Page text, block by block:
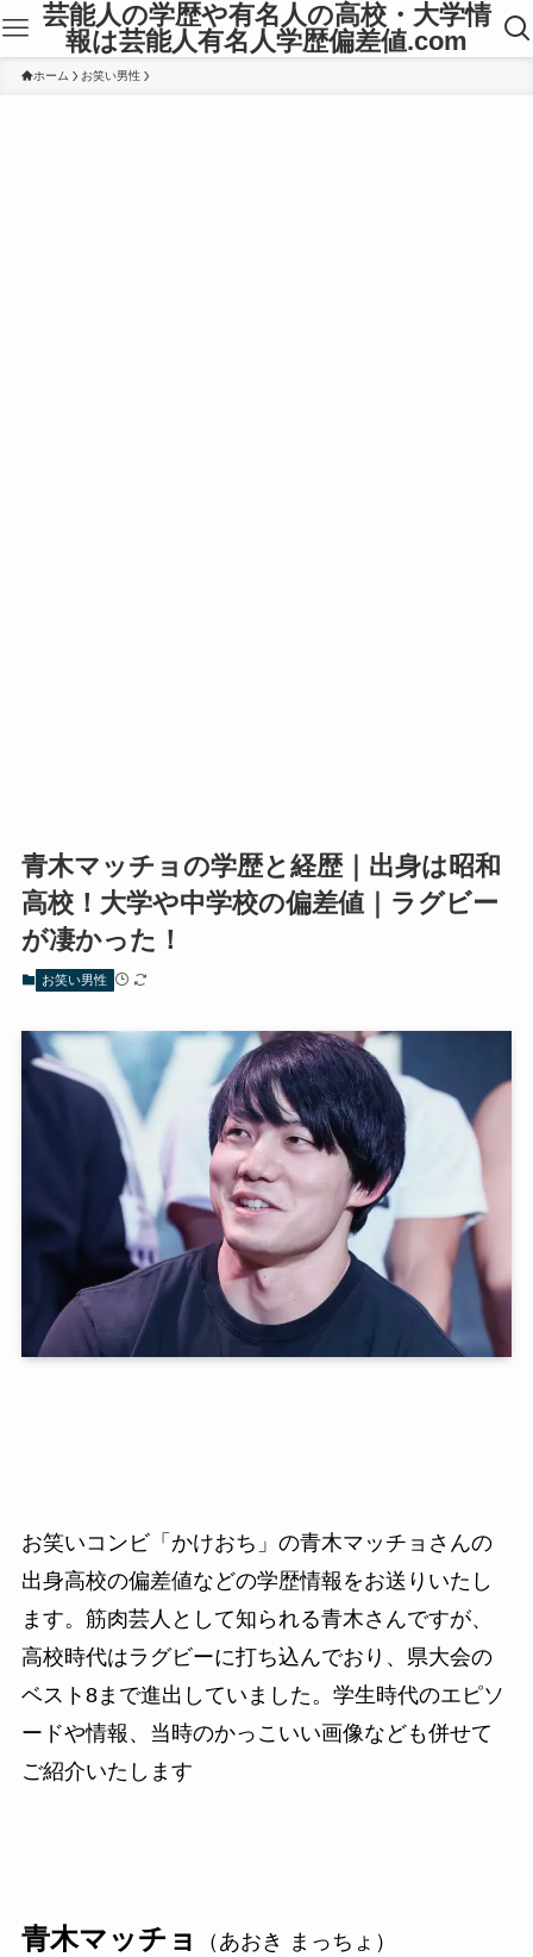
芸能人の学歴や有名人の高校・大学情
報は芸能人有名人学歴偏差値.com
ホーム お笑い男性
青木マッチョの学歴と経歴｜出身は昭和
高校！大学や中学校の偏差値｜ラグビー
が凄かった！
お笑い男性
お笑いコンビ「かけおち」の青木マッチョさんの
出身高校の偏差値などの学歴情報をお送りいたし
ます。筋肉芸人として知られる青木さんですが、
高校時代はラグビーに打ち込んでおり、県大会の
ベスト8まで進出していました。学生時代のエピソ
ードや情報、当時のかっこいい画像なども併せて
ご紹介いたします
青木マッチョ （あおき まっちょ）